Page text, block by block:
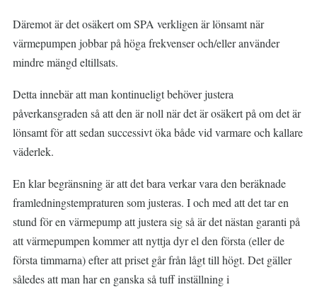
Däremot är det osäkert om SPA verkligen är lönsamt när
värmepumpen jobbar på höga frekvenser och/eller använder
mindre mängd eltillsats.
Detta innebär att man kontinueligt behöver justera
påverkansgraden så att den är noll när det är osäkert på om det är
lönsamt för att sedan successivt öka både vid varmare och kallare
väderlek.
En klar begränsning är att det bara verkar vara den beräknade
framledningstempraturen som justeras. I och med att det tar en
stund för en värmepump att justera sig så är det nästan garanti på
att värmepumpen kommer att nyttja dyr el den första (eller de
första timmarna) efter att priset går från lågt till högt. Det gäller
således att man har en ganska så tuff inställning i